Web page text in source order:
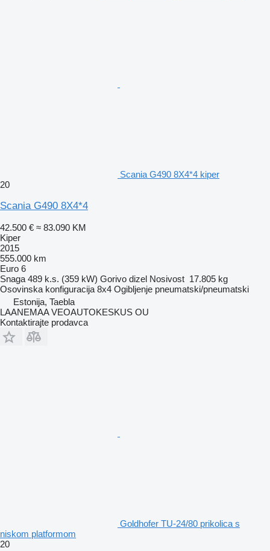
Scania G490 8X4*4 kiper
20
Scania G490 8X4*4
42.500 € ≈ 83.090 KM
Kiper
2015
555.000 km
Euro 6
Snaga 489 k.s. (359 kW) Gorivo dizel Nosivost 17.805 kg
Osovinska konfiguracija 8x4 Ogibljenje pneumatski/pneumatski
Estonija, Taebla
LAANEMAA VEOAUTOKESKUS OU
Kontaktirajte prodavca
Goldhofer TU-24/80 prikolica s
niskom platformom
20